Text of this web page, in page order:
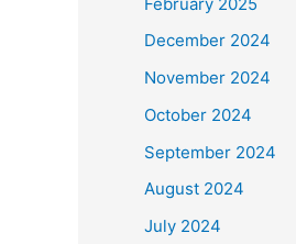
December 2024
November 2024
October 2024
September 2024
August 2024
July 2024